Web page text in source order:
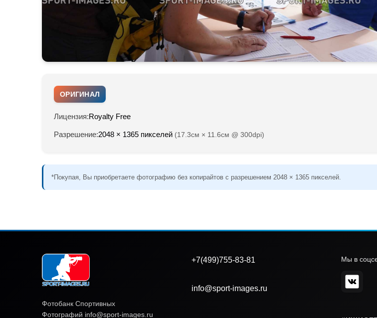
ОРИГИНАЛ
Лицензия:Royalty Free
Разрешение:2048 × 1365 пикселей (17.3см × 11.6см @ 300dpi)
*Покупая, Вы приобретаете фотографию без копирайтов с разрешением 2048 × 1365 пикселей.
Фотобанк Спортивных
Фотографий info@sport-images.ru
+7(499)755-83-81
info@sport-images.ru
Мы в